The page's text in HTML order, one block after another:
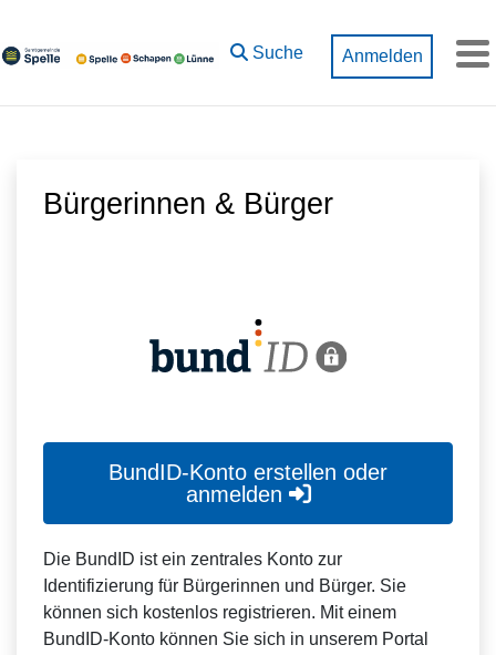
Suche Anmelden
Bürgerinnen & Bürger
BundID-Konto erstellen oder
anmelden
Die BundID ist ein zentrales Konto zur
Identifizierung für Bürgerinnen und Bürger. Sie
können sich kostenlos registrieren. Mit einem
BundID-Konto können Sie sich in unserem Portal